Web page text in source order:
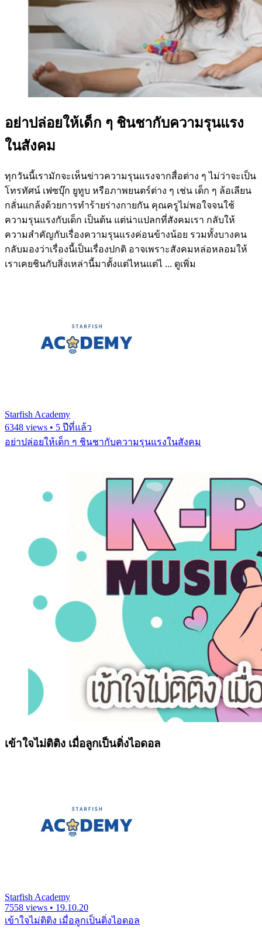
อย่าปล่อยให้เด็ก ๆ ชินชากับความรุนแรง
ในสังคม
ทุกวันนี้เรามักจะเห็นข่าวความรุนแรงจากสื่อต่าง ๆ ไม่ว่าจะเป็น
โทรทัศน์ เฟซบุ๊ก ยูทูบ หรือภาพยนตร์ต่าง ๆ เช่น เด็ก ๆ ล้อเลียน
กลั่นแกล้งด้วยการทำร้ายร่างกายกัน คุณครูไม่พอใจจนใช้
ความรุนแรงกับเด็ก เป็นต้น แต่น่าแปลกที่สังคมเรา กลับให้
ความสำคัญกับเรื่องความรุนแรงค่อนข้างน้อย รวมทั้งบางคน
กลับมองว่าเรื่องนี้เป็นเรื่องปกติ อาจเพราะสังคมหล่อหลอมให้
เราเคยชินกับสิ่งเหล่านี้มาตั้งแต่ไหนแต่ไ ... ดูเพิ่ม
Starfish Academy
6348 views • 5 ปีที่แล้ว
อย่าปล่อยให้เด็ก ๆ ชินชากับความรุนแรงในสังคม
เข้าใจไม่ติติง เมื่อลูกเป็นติ่งไอดอล
Starfish Academy
7558 views • 19.10.20
เข้าใจไม่ติติง เมื่อลูกเป็นติ่งไอดอล